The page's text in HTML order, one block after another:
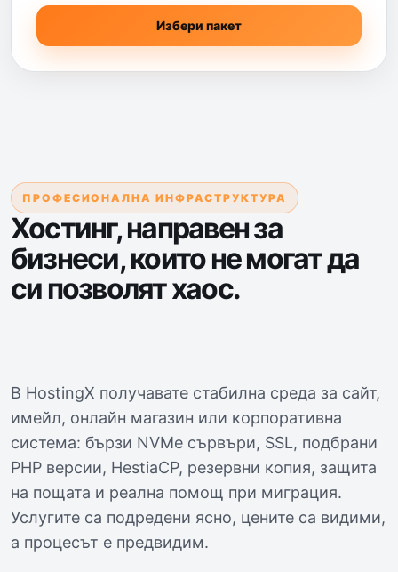
Избери пакет
ПРОФЕСИОНАЛНА ИНФРАСТРУКТУРА
Хостинг, направен за
бизнеси, които не могат да
си позволят хаос.
В HostingX получавате стабилна среда за сайт,
имейл, онлайн магазин или корпоративна
система: бързи NVMe сървъри, SSL, подбрани
PHP версии, HestiaCP, резервни копия, защита
на пощата и реална помощ при миграция.
Услугите са подредени ясно, цените са видими,
а процесът е предвидим.